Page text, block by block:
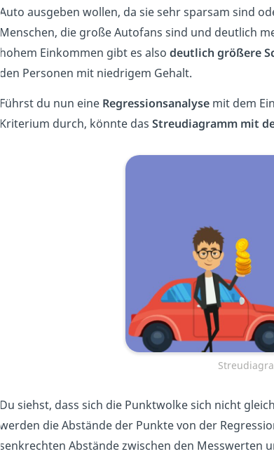
Auto ausgeben wollen, da sie sehr sparsam sind
Menschen, die große Autofans sind und deutlich
hohem Einkommen gibt es also deutlich größere
den Personen mit niedrigem Gehalt.
Führst du nun eineRegressionsanalysemit dem
Kriterium durch, könnte das Streudiagramm mit
Du siehst, dass sich die Punktwolke sich nicht
werden die Abstände der Punkte von der
senkrechten Abstände zwischen den Messwerten